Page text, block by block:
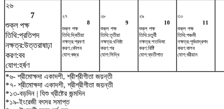
২৬
7
শুক্ল পক্ষ
তিথি:প্রতিপদ
নক্ষত্র:উত্তরাষাঢ়া
করণ:বব
যোগ:হর্ষণ
২৭
8
শুক্ল পক্ষ
তিথি:দ্বিতীয়া
নক্ষত্র:শ্রবণা
করণ:কৌলব
যোগ:বজ্র
২৮
9
শুক্ল পক্ষ
তিথি:তৃতীয়া
নক্ষত্র:ধনিষ্ঠা
করণ:গর
যোগ:সিদ্ধি
২৯
10
শুক্ল পক্ষ
তিথি:চতুর্থী
নক্ষত্র:শতভিষ‌া
করণ:বিষ্টি
যোগ:ব্যতীপাত
৩০
11
শুক্ল পক্ষ
তিথি:পঞ্চমী
নক্ষত্র:পূর্বভাদ্রপদ
করণ:বালব
যোগ:বরীয়ান
*৬- শ্রীমোক্ষদা একাদশী, শ্রীশ্রীগীতা জয়ন্তী
*৭- শ্রীমোক্ষদা একাদশী, শ্রীশ্রীগীতা জয়ন্তী
*১৩-বড়দিন | যিশু খ্রীষ্টের জন্মদিন
*১৯-ইংরেজী বৎসর সমাপ্ত